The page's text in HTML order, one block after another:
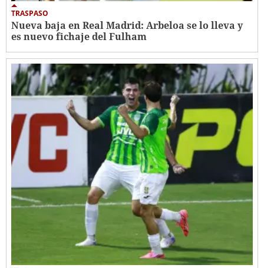
TRASPASO
Nueva baja en Real Madrid: Arbeloa se lo lleva y
es nuevo fichaje del Fulham